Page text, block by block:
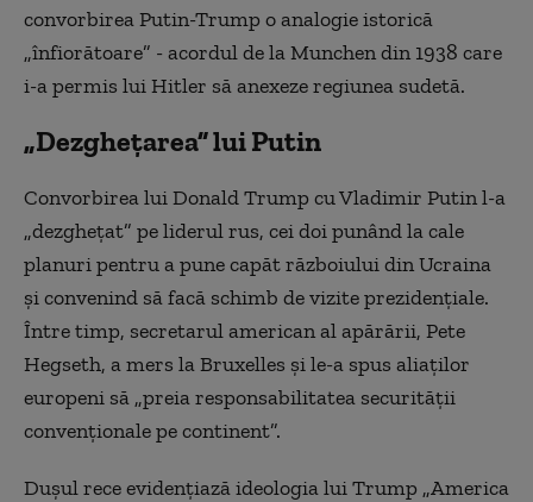
convorbirea Putin-Trump o analogie istorică
„înfiorătoare” - acordul de la Munchen din 1938 care
i-a permis lui Hitler să anexeze regiunea sudetă.
„Dezghețarea” lui Putin
Convorbirea lui Donald Trump cu Vladimir Putin l-a
„dezgheţat” pe liderul rus, cei doi punând la cale
planuri pentru a pune capăt războiului din Ucraina
şi convenind să facă schimb de vizite prezidenţiale.
Între timp, secretarul american al apărării, Pete
Hegseth, a mers la Bruxelles şi le-a spus aliaţilor
europeni să „preia responsabilitatea securităţii
convenţionale pe continent”.
Duşul rece evidenţiază ideologia lui Trump „America